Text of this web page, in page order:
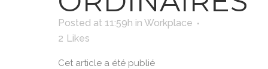
Posted at 11:59h in Workplace
2 Likes
Cet article a été publié